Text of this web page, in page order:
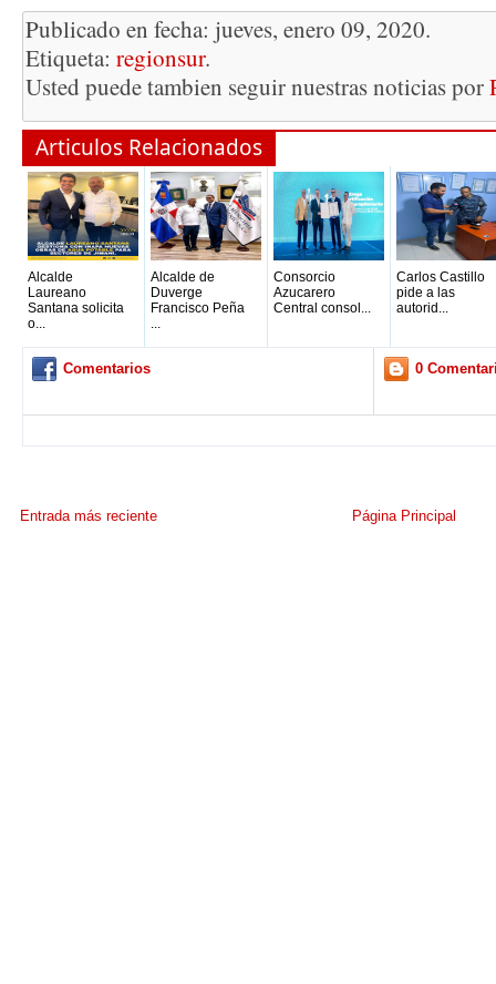
Publicado en fecha: jueves, enero 09, 2020.
Etiqueta: regionsur.
Usted puede tambien seguir nuestras noticias por
Articulos Relacionados
Alcalde
Laureano
Santana solicita
o...
Alcalde de
Duverge
Francisco Peña
...
Consorcio
Azucarero
Central consol...
Carlos Castillo
pide a las
autorid...
Comentarios 0
Entrada más reciente Página Principal